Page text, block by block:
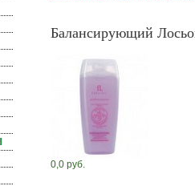
Балансирующий
0,0 руб.